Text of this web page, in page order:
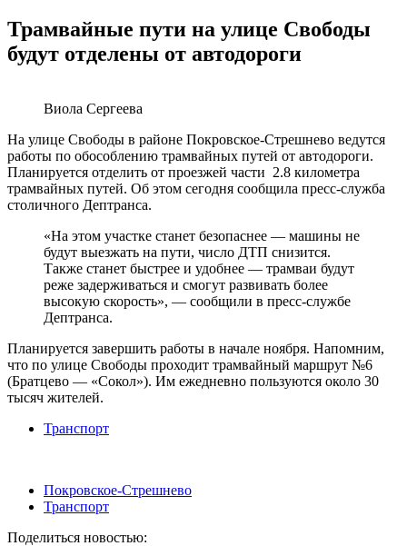
Трамвайные пути на улице Свободы
будут отделены от автодороги
Виола Сергеева
На улице Свободы в районе Покровское-Стрешнево ведутся
работы по обособлению трамвайных путей от автодороги.
Планируется отделить от проезжей части 2.8 километра
трамвайных путей. Об этом сегодня сообщила пресс-служба
столичного Дептранса.
«На этом участке станет безопаснее — машины не
будут выезжать на пути, число ДТП снизится.
Также станет быстрее и удобнее — трамваи будут
реже задерживаться и смогут развивать более
высокую скорость», — сообщили в пресс-службе
Дептранса.
Планируется завершить работы в начале ноября. Напомним,
что по улице Свободы проходит трамвайный маршрут №6
(Братцево — «Сокол»). Им ежедневно пользуются около 30
тысяч жителей.
Транспорт
Покровское-Стрешнево
Транспорт
Поделиться новостью: